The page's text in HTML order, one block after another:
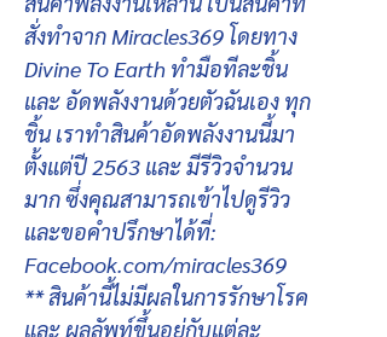
สั่งทำจาก Miracles369 โดยทาง
Divine To Earth ทำมือทีละชิ้น
และ อัดพลังงานด้วยตัวฉันเอง ทุก
ชิ้น เราทำสินค้าอัดพลังงานนี้มา
ตั้งแต่ปี 2563 และ มีรีวิวจำนวน
มาก ซึ่งคุณสามารถเข้าไปดูรีวิว
และขอคำปรึกษาได้ที่:
Facebook.com/miracles369
** สินค้านี้ไม่มีผลในการรักษาโรค
และ ผลลัพท์ขึ้นอยู่กับแต่ละ